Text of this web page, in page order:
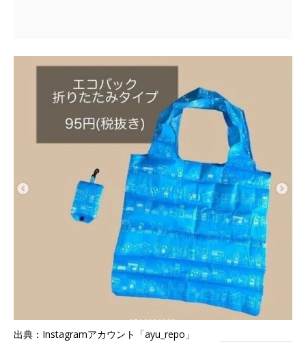
出典：Instagramアカウント「ayu_repo」